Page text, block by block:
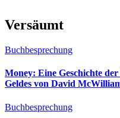
Versäumt
Buchbesprechung
Money: Eine Geschichte
Geldes von David
Buchbesprechung